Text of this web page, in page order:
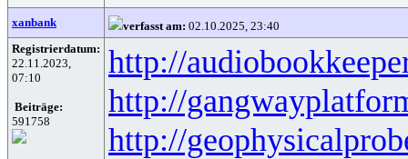
xanbank verfasst am: 02.10.2025, 23:40
Registrierdatum:
22.11.2023,
07:10
Beiträge:
591758
http://
http://
http://